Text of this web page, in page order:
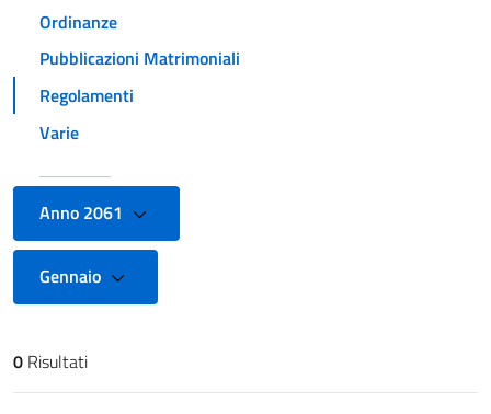
Ordinanze
Pubblicazioni Matrimoniali
Regolamenti
Varie
Anno 2061
Gennaio
Risultati di ricerca
0 Risultati